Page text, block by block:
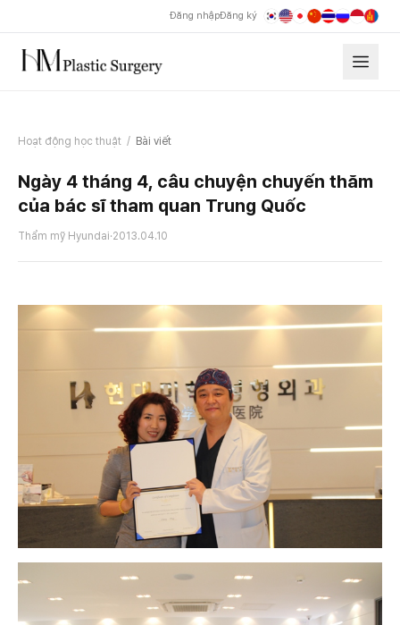
Đăng nhậpĐăng ký
Hoạt động học thuật / Bài viết
Ngày 4 tháng 4, câu chuyện chuyến thăm
của bác sĩ tham quan Trung Quốc
Thẩm mỹ Hyundai·2013.04.10